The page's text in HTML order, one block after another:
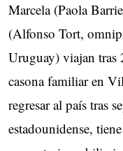
Marcela (Paola
(Alfonso Tort,
Uruguay) viajan tras
casona familiar en
regresar al país tras
estadounidense,